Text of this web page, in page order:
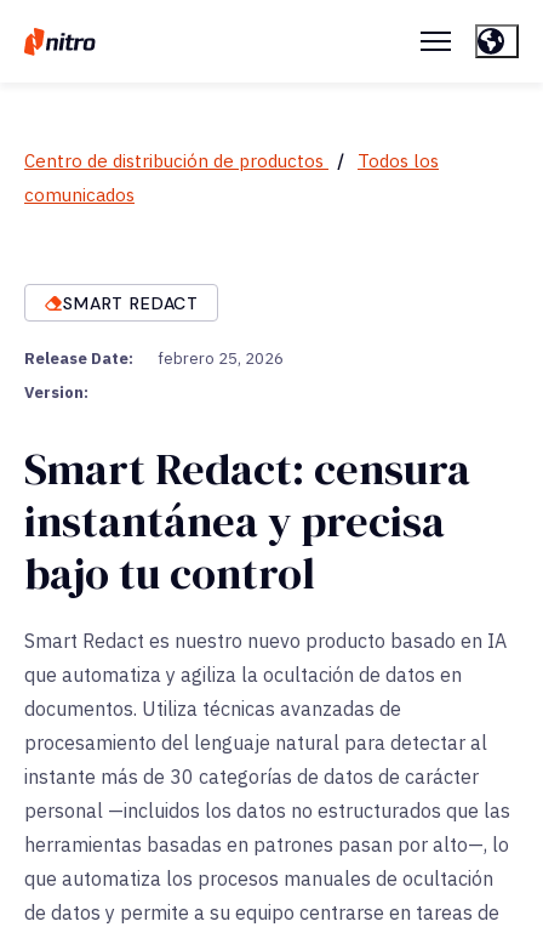
Centro de distribución de productos /
Todos los
comunicados
Smart Redact: censura
instantánea y precisa
bajo tu control
Smart Redact es nuestro nuevo producto basado en IA
que automatiza y agiliza la ocultación de datos en
documentos. Utiliza técnicas avanzadas de
procesamiento del lenguaje natural para detectar al
instante más de 30 categorías de datos de carácter
personal —incluidos los datos no estructurados que las
herramientas basadas en patrones pasan por alto—, lo
que automatiza los procesos manuales de ocultación
de datos y permite a su equipo centrarse en tareas de
SMART REDACT
Release Date:
febrero 25, 2026
Version: